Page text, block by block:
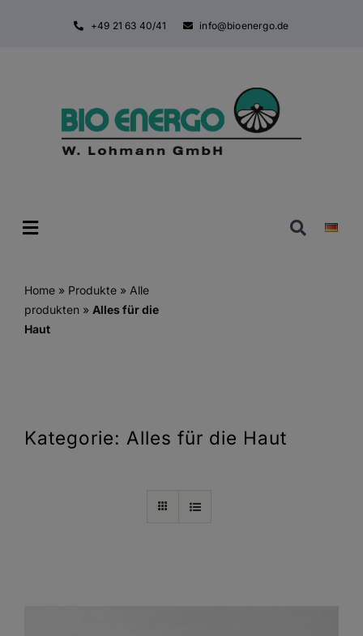
+49 21 63 40/41 info@bioenergo.de
Toggle
Home» Produkte» Alle
produkten » Alles für die
Haut
Kategorie: Alles für die Haut